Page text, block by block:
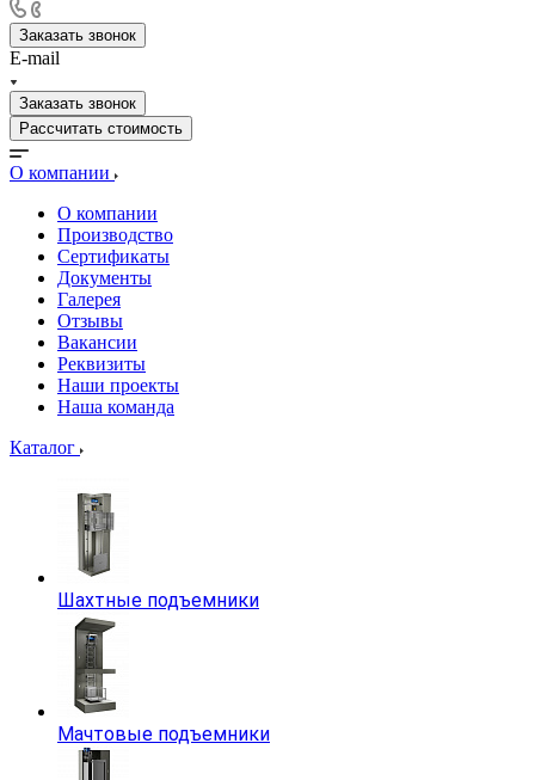
Заказать звонок
E-mail
Заказать звонок
Рассчитать стоимость
О компании
О компании
Производство
Сертификаты
Документы
Галерея
Отзывы
Вакансии
Реквизиты
Наши проекты
Наша команда
Каталог
Шахтные подъемники
Мачтовые подъемники